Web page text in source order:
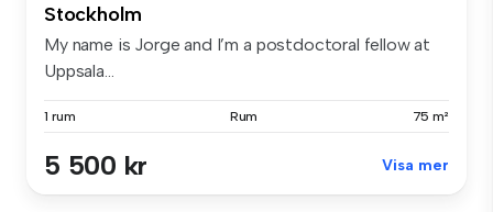
Stockholm
My name is Jorge and I’m a postdoctoral fellow at
Uppsala...
1 rum Rum 75 m²
5 500 kr Visa mer